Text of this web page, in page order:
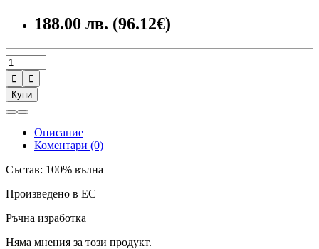
188.00 лв. (96.12€)


Купи
Описание
Коментари (0)
Състав: 100% вълна
Произведено в ЕС
Ръчна изработка
Няма мнения за този продукт.